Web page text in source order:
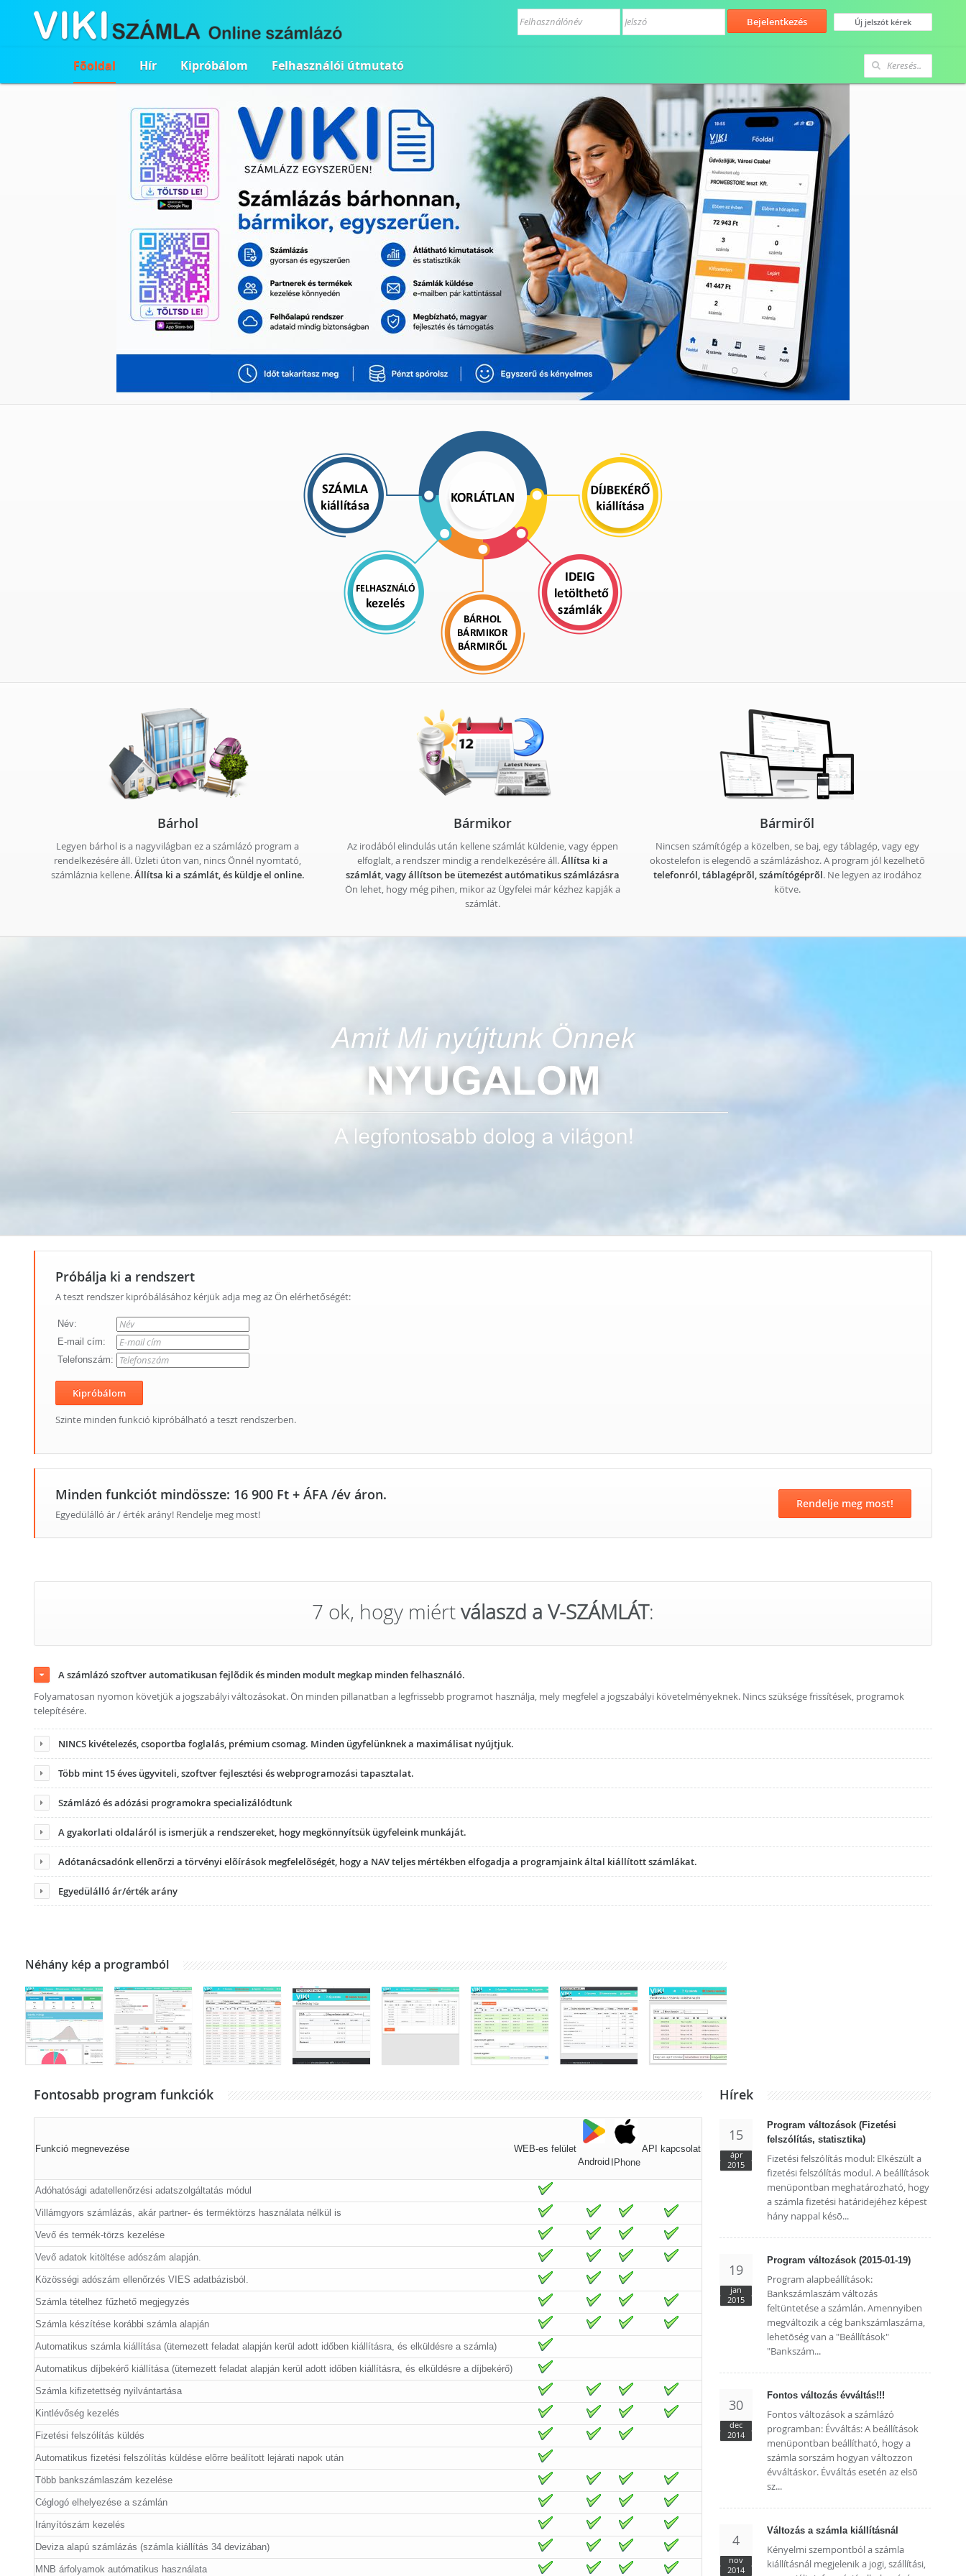
Fõoldal Hír Kipróbálom Felhasználói útmutató
Bárhol
Legyen bárhol is a nagyvilágban ez a számlázó program a
rendelkezésére áll. Üzleti úton van, nincs Önnél nyomtató,
számláznia kellene.Állítsa ki a számlát, és küldje el online.
Bármikor
Az irodából elindulás után kellene számlát küldenie, vagy éppen
elfoglalt, a rendszer mindig a rendelkezésére áll.Állítsa ki a
számlát, vagy állítson be ütemezést autómatikus számlázásra
Ön lehet, hogy még pihen, mikor az Ügyfelei már kézhez kapják a
számlát.
Bármiről
Nincsen számítógép a közelben, se baj, egy táblagép, vagy egy
okostelefon is elegendõ a számlázáshoz. A program jól kezelhetõ
telefonról, táblagéprõl, számítógéprõl. Ne legyen az irodához
kötve.
Próbálja ki a rendszert
A teszt rendszer kipróbálásához kérjük adja meg az Ön elérhetőségét:
Név:
E-mail cím:
Telefonszám:
Szinte minden funkció kipróbálható a teszt rendszerben.
Rendelje meg most!
Minden funkciót mindössze: 16 900 Ft + ÁFA /év áron.
Egyedülálló ár / érték arány! Rendelje meg most!
7 ok, hogy miértválaszd a V-SZÁMLÁT:
A számlázó szoftver automatikusan fejlõdik és minden modult megkap minden felhasználó.
Folyamatosan nyomon követjük a jogszabályi változásokat. Ön minden pillanatban a legfrissebb programot használja, mely megfelel a jogszabályi követelményeknek. Nincs szüksége frissítések, programok
telepítésére.
NINCS kivételezés, csoportba foglalás, prémium csomag. Minden ügyfelünknek a maximálisat nyújtjuk.
Több mint 15 éves ügyviteli, szoftver fejlesztési és webprogramozási tapasztalat.
Számlázó és adózási programokra specializálódtunk
A gyakorlati oldaláról is ismerjük a rendszereket, hogy megkönnyítsük ügyfeleink munkáját.
Adótanácsadónk ellenõrzi a törvényi elõírások megfelelõségét, hogy a NAV teljes mértékben elfogadja a programjaink által kiállított számlákat.
Egyedülálló ár/érték arány
Néhány kép a programból
Fontosabb program funkciók
Funkció megnevezése
WEB-es felület
Android IPhone
API kapcsolat
Adóhatósági adatellenőrzési adatszolgáltatás módul
Villámgyors számlázás, akár partner- és terméktörzs használata nélkül is
Vevő és termék-törzs kezelése
Vevő adatok kitöltése adószám alapján.
Közösségi adószám ellenőrzés VIES adatbázisból.
Számla tételhez fűzhető megjegyzés
Számla készítése korábbi számla alapján
Automatikus számla kiállítása (ütemezett feladat alapján kerül adott időben kiállításra, és elküldésre a számla)
Automatikus díjbekérő kiállítása (ütemezett feladat alapján kerül adott időben kiállításra, és elküldésre a díjbekérő)
Számla kifizetettség nyilvántartása
Kintlévőség kezelés
Fizetési felszólítás küldés
Automatikus fizetési felszólítás küldése elõrre beálított lejárati napok után
Több bankszámlaszám kezelése
Céglogó elhelyezése a számlán
Irányítószám kezelés
Deviza alapú számlázás (számla kiállítás 34 devizában)
MNB árfolyamok autómatikus használata
Hírek
15
ápr
2015
Program változások (Fizetési
felszólítás, statisztika)
Fizetési felszólítás modul: Elkészült a
fizetési felszólítás modul. A beállítások
menüpontban meghatározható, hogy
a számla fizetési határidejéhez képest
hány nappal késõ...
19
jan
2015
Program változások (2015-01-19)
Program alapbeállítások:
Bankszámlaszám változás
feltüntetése a számlán. Amennyiben
megváltozik a cég bankszámlaszáma,
lehetõség van a "Beállítások"
"Bankszám...
30
dec
2014
Fontos változás évváltás!!!
Fontos változások a számlázó
programban: Évváltás: A beállítások
menüpontban beállítható, hogy a
számla sorszám hogyan változzon
évváltáskor. Évváltás esetén az elsõ
sz...
4
nov
2014
Változás a számla kiállításnál
Kényelmi szempontból a számla
kiállításnál megjelenik a jogi, szállítási,